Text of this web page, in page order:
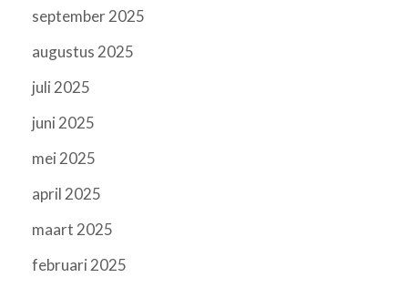
september 2025
augustus 2025
juli 2025
juni 2025
mei 2025
april 2025
maart 2025
februari 2025